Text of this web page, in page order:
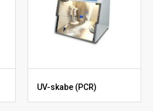
UV-skabe (PCR)